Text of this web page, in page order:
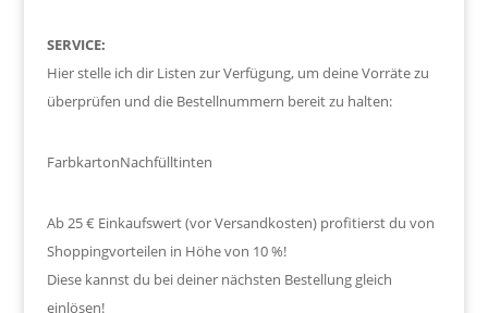
SERVICE:
Hier stelle ich dir Listen zur Verfügung, um deine Vorräte zu
überprüfen und die Bestellnummern bereit zu halten:
FarbkartonNachfülltinten
Ab 25 € Einkaufswert (vor Versandkosten) profitierst du von
Shoppingvorteilen in Höhe von 10 %!
Diese kannst du bei deiner nächsten Bestellung gleich
einlösen!